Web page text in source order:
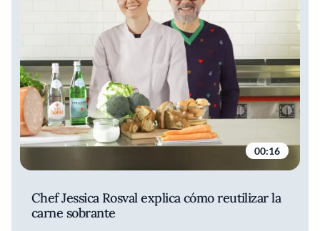
00:16
Chef Jessica Rosval explica cómo reutilizar la
carne sobrante